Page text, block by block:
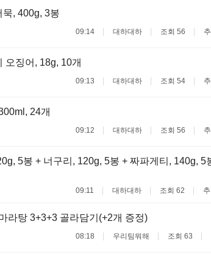
, 400g, 3봉
09:14 대하대하 조회 56
오징어, 18g, 10개
09:13 대하대하 조회 54
24개
09:12 대하대하 조회 56
5봉 + 너구리, 120g, 5봉 + 짜파게티, 140g, 5
09:11 대하대하 조회 62
라탕 3+3+3 골라담기(+2개 증정)
08:18 우리팀뭐해 조회 63